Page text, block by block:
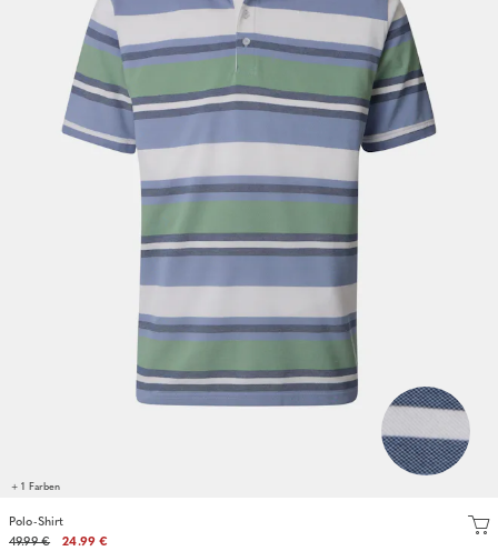
+ 1 Farben
Polo-Shirt
49.99 €
24.99 €